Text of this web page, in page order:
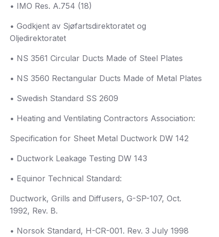
• IMO Res. A.754 (18)
• Godkjent av Sjøfartsdirektoratet og
Oljedirektoratet
• NS 3561 Circular Ducts Made of Steel Plates
• NS 3560 Rectangular Ducts Made of Metal Plates
• Swedish Standard SS 2609
• Heating and Ventilating Contractors Association:
Specification for Sheet Metal Ductwork DW 142
• Ductwork Leakage Testing DW 143
• Equinor Technical Standard:
Ductwork, Grills and Diffusers, G-SP-107, Oct.
1992, Rev. B.
• Norsok Standard, H-CR-001. Rev. 3 July 1998